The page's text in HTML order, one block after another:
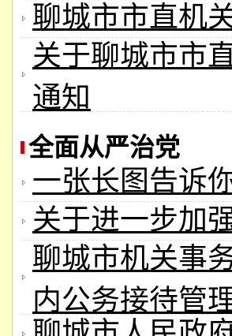
聊城市市直机
关于聊城市市
通知
全面从严治党
一张长图告诉
关于进一步加
聊城市机关事
内公务接待管